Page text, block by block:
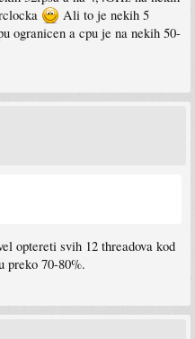
Ali to je nekih 5
ogranicen a cpu je na nekih 50-
optereti svih 12 threadova kod
preko 70-80%.